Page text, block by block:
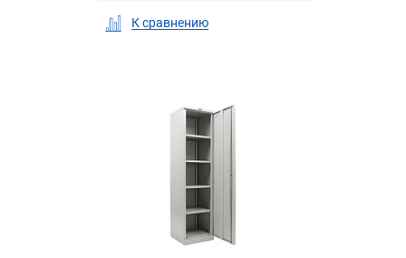
К сравнению